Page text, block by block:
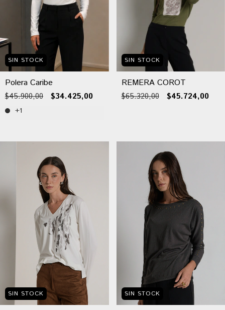
SIN STOCK
Polera Caribe
$45.900,00 $34.425,00
+1
SIN STOCK
REMERA COROT
$65.320,00 $45.724,00
SIN STOCK SIN STOCK